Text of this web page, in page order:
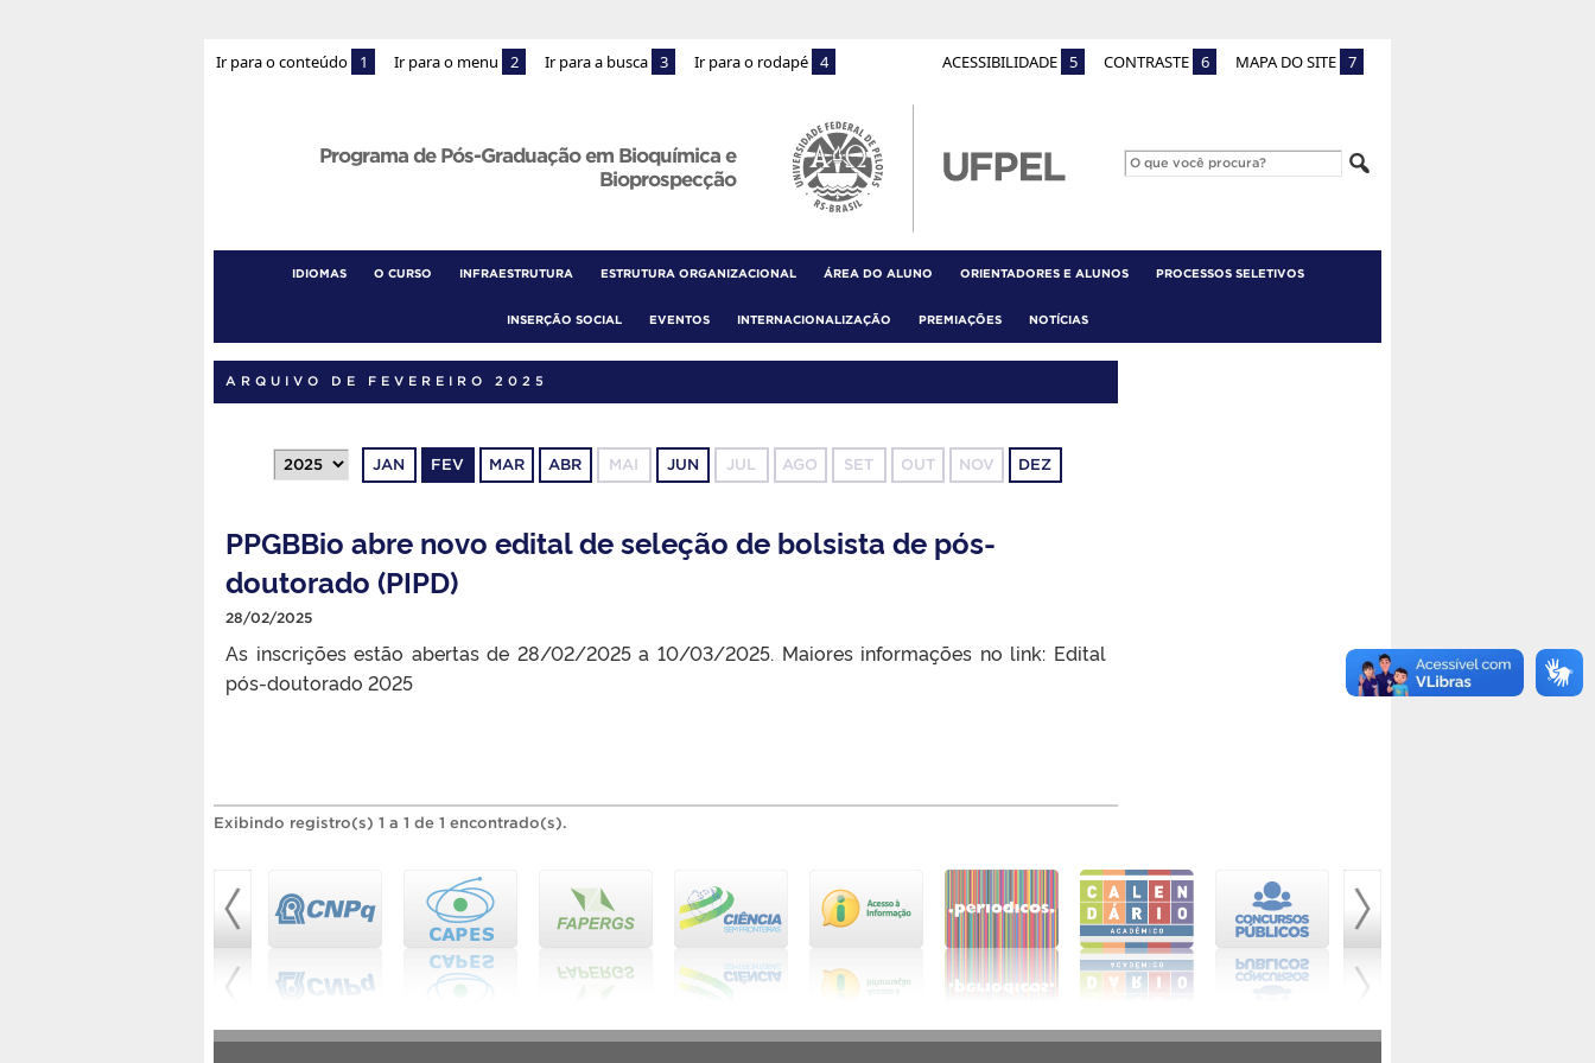
Ir para o conteúdo 1 Ir para o menu 2 Ir para a busca 3 Ir para o rodapé 4 ACESSIBILIDADE 5 CONTRASTE 6 MAPA DO SITE 7
Programa de Pós-Graduação em Bioquímica e
Bioprospecção
IDIOMAS O CURSO INFRAESTRUTURA ESTRUTURA ORGANIZACIONAL ÁREA DO ALUNO ORIENTADORES E ALUNOS PROCESSOS SELETIVOS
INSERÇÃO SOCIAL EVENTOS INTERNACIONALIZAÇÃO PREMIAÇÕES NOTÍCIAS
ARQUIVO DE FEVEREIRO 2025
JAN FEV MAR ABR MAI JUN JUL AGO SET OUT NOV DEZ
PPGBBio abre novo edital de seleção de bolsista de pós-
doutorado (PIPD)
28/02/2025
As inscrições estão abertas de 28/02/2025 a 10/03/2025. Maiores informações no link: Edital
pós-doutorado 2025
Exibindo registro(s) 1 a 1 de 1 encontrado(s).